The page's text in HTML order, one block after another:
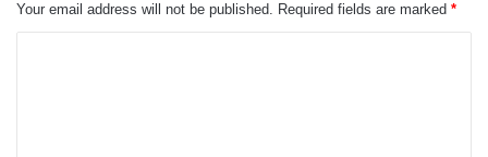
Your email address will not be published. Required fields are marked *